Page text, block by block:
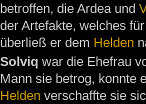
betroffen, die Ardea und
der Artefakte, welches
überließ er dem Helden
Solviq war die Ehefrau
Mann sie betrog, konnte
Helden verschaffte sie